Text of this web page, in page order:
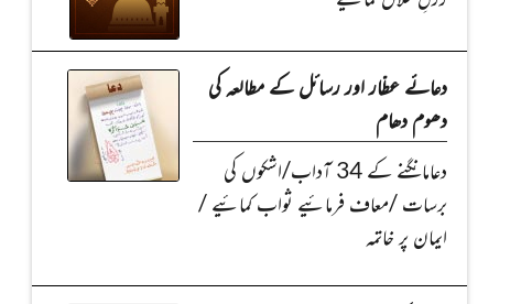
دعائے عطّار اور رسائل کے مطالعہ کی
دھوم دھام
دعامانگنے کے 34 آداب/اشکوں کی
برسات /معاف فرمائیے ثواب کمائیے /
ایمان پر خاتمہ